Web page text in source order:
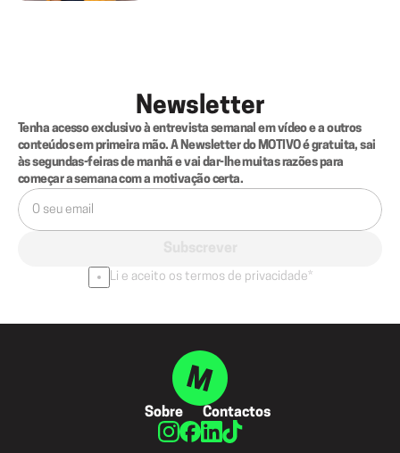
Newsletter
Tenha acesso exclusivo à entrevista semanal em vídeo e a outros
conteúdos em primeira mão. A Newsletter do MOTIVO é gratuita, sai
às segundas-feiras de manhã e vai dar-lhe muitas razões para
começar a semana com a motivação certa.
Li e aceito os termos de privacidade*
Sobre Contactos